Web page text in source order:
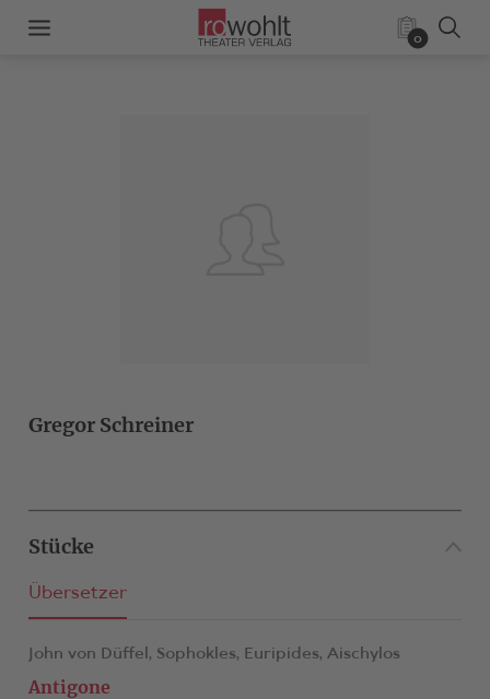
0
Gregor Schreiner
Stücke
Übersetzer
John von Düffel, Sophokles, Euripides, Aischylos
Antigone